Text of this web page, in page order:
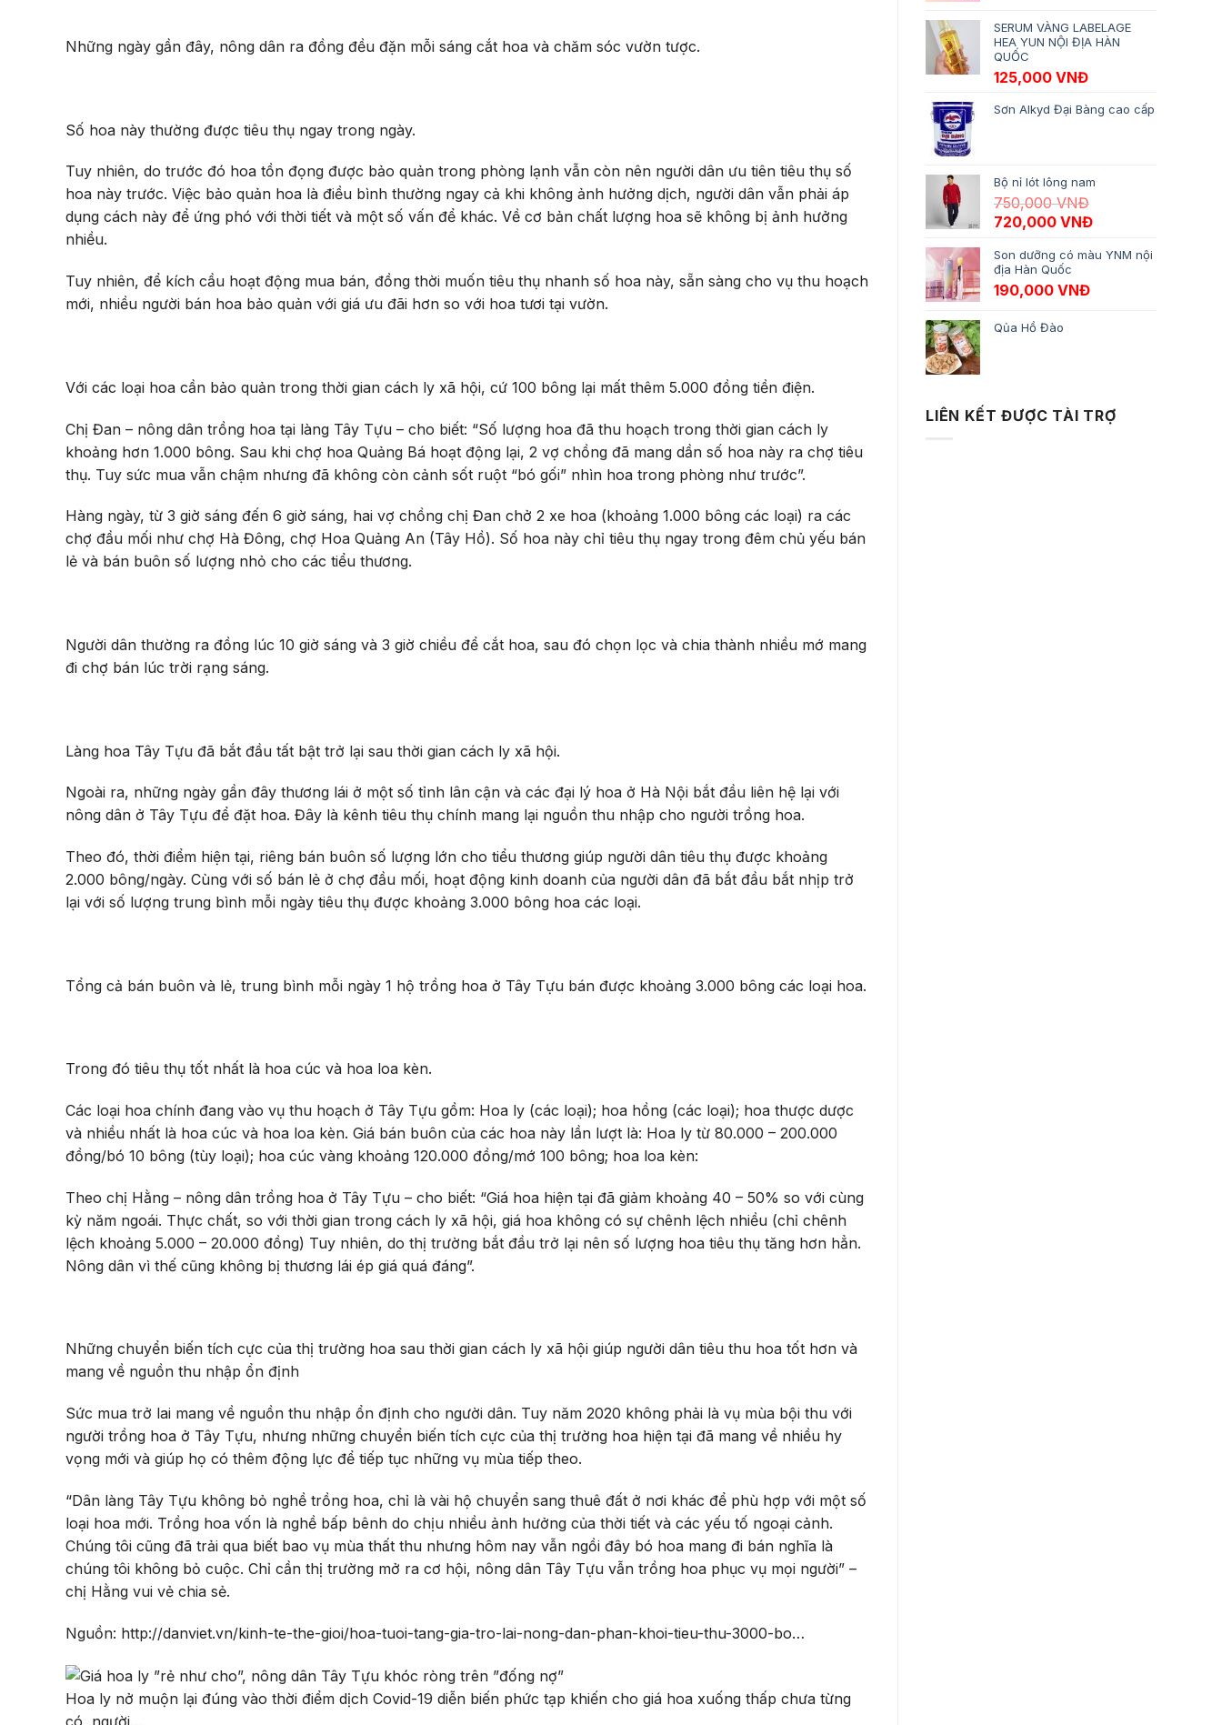
Những ngày gần đây, nông dân ra đồng đều đặn mỗi sáng cắt hoa và chăm sóc vườn tược.
Số hoa này thường được tiêu thụ ngay trong ngày.
Tuy nhiên, do trước đó hoa tồn đọng được bảo quản trong phòng lạnh vẫn còn nên người dân ưu tiên tiêu thụ số
hoa này trước. Việc bảo quản hoa là điều bình thường ngay cả khi không ảnh hưởng dịch, người dân vẫn phải áp
dụng cách này để ứng phó với thời tiết và một số vấn để khác. Về cơ bản chất lượng hoa sẽ không bị ảnh hưởng
nhiều.
Tuy nhiên, để kích cầu hoạt động mua bán, đồng thời muốn tiêu thụ nhanh số hoa này, sẵn sàng cho vụ thu hoạch
mới, nhiều người bán hoa bảo quản với giá ưu đãi hơn so với hoa tươi tại vườn.
Với các loại hoa cần bảo quản trong thời gian cách ly xã hội, cứ 100 bông lại mất thêm 5.000 đồng tiền điện.
Chị Đan – nông dân trồng hoa tại làng Tây Tựu – cho biết: “Số lượng hoa đã thu hoạch trong thời gian cách ly
khoảng hơn 1.000 bông. Sau khi chợ hoa Quảng Bá hoạt động lại, 2 vợ chồng đã mang dần số hoa này ra chợ tiêu
thụ. Tuy sức mua vẫn chậm nhưng đã không còn cảnh sốt ruột “bó gối” nhìn hoa trong phòng như trước”.
Hàng ngày, từ 3 giờ sáng đến 6 giờ sáng, hai vợ chồng chị Đan chở 2 xe hoa (khoảng 1.000 bông các loại) ra các
chợ đầu mối như chợ Hà Đông, chợ Hoa Quảng An (Tây Hồ). Số hoa này chỉ tiêu thụ ngay trong đêm chủ yếu bán
lẻ và bán buôn số lượng nhỏ cho các tiểu thương.
Người dân thường ra đồng lúc 10 giờ sáng và 3 giờ chiều để cắt hoa, sau đó chọn lọc và chia thành nhiều mớ mang
đi chợ bán lúc trời rạng sáng.
Làng hoa Tây Tựu đã bắt đầu tất bật trở lại sau thời gian cách ly xã hội.
Ngoài ra, những ngày gần đây thương lái ở một số tỉnh lân cận và các đại lý hoa ở Hà Nội bắt đầu liên hệ lại với
nông dân ở Tây Tựu để đặt hoa. Đây là kênh tiêu thụ chính mang lại nguồn thu nhập cho người trồng hoa.
Theo đó, thời điểm hiện tại, riêng bán buôn số lượng lớn cho tiểu thương giúp người dân tiêu thụ được khoảng
2.000 bông/ngày. Cùng với số bán lẻ ở chợ đầu mối, hoạt động kinh doanh của người dân đã bắt đầu bắt nhịp trở
lại với số lượng trung bình mỗi ngày tiêu thụ được khoảng 3.000 bông hoa các loại.
Tổng cả bán buôn và lẻ, trung bình mỗi ngày 1 hộ trồng hoa ở Tây Tựu bán được khoảng 3.000 bông các loại hoa.
Trong đó tiêu thụ tốt nhất là hoa cúc và hoa loa kèn.
Các loại hoa chính đang vào vụ thu hoạch ở Tây Tựu gồm: Hoa ly (các loại); hoa hồng (các loại); hoa thược dược
và nhiều nhất là hoa cúc và hoa loa kèn. Giá bán buôn của các hoa này lần lượt là: Hoa ly từ 80.000 – 200.000
đồng/bó 10 bông (tùy loại); hoa cúc vàng khoảng 120.000 đồng/mớ 100 bông; hoa loa kèn:
Theo chị Hằng – nông dân trồng hoa ở Tây Tựu – cho biết: “Giá hoa hiện tại đã giảm khoảng 40 – 50% so với cùng
kỳ năm ngoái. Thực chất, so với thời gian trong cách ly xã hội, giá hoa không có sự chênh lệch nhiều (chỉ chênh
lệch khoảng 5.000 – 20.000 đồng) Tuy nhiên, do thị trường bắt đầu trở lại nên số lượng hoa tiêu thụ tăng hơn hẳn.
Nông dân vì thế cũng không bị thương lái ép giá quá đáng”.
Những chuyển biến tích cực của thị trường hoa sau thời gian cách ly xã hội giúp người dân tiêu thu hoa tốt hơn và
mang về nguồn thu nhập ổn định
Sức mua trở lai mang về nguồn thu nhập ổn định cho người dân. Tuy năm 2020 không phải là vụ mùa bội thu với
người trồng hoa ở Tây Tựu, nhưng những chuyển biến tích cực của thị trường hoa hiện tại đã mang về nhiều hy
vọng mới và giúp họ có thêm động lực để tiếp tục những vụ mùa tiếp theo.
“Dân làng Tây Tựu không bỏ nghề trồng hoa, chỉ là vài hộ chuyển sang thuê đất ở nơi khác để phù hợp với một số
loại hoa mới. Trồng hoa vốn là nghề bấp bênh do chịu nhiều ảnh hưởng của thời tiết và các yếu tố ngoại cảnh.
Chúng tôi cũng đã trải qua biết bao vụ mùa thất thu nhưng hôm nay vẫn ngồi đây bó hoa mang đi bán nghĩa là
chúng tôi không bỏ cuộc. Chỉ cần thị trường mở ra cơ hội, nông dân Tây Tựu vẫn trồng hoa phục vụ mọi người” –
chị Hằng vui vẻ chia sẻ.
Nguồn: http://danviet.vn/kinh-te-the-gioi/hoa-tuoi-tang-gia-tro-lai-nong-dan-phan-khoi-tieu-thu-3000-bo…
Hoa ly nở muộn lại đúng vào thời điểm dịch Covid-19 diễn biến phức tạp khiến cho giá hoa xuống thấp chưa từng
có, người…
SERUM VÀNG LABELAGE
HEA YUN NỘI ĐỊA HÀN
QUỐC
125,000 VNĐ
Sơn Alkyd Đại Bàng cao cấp
Bộ nỉ lót lông nam
750,000VNĐ
Giá gốc là: 750,000 VNĐ.
720,000 VNĐGiá hiện tại là:
Son dưỡng có màu YNM nội
địa Hàn Quốc
190,000 VNĐ
Qủa Hồ Đào
LIÊN KẾT ĐƯỢC TÀI TRỢ